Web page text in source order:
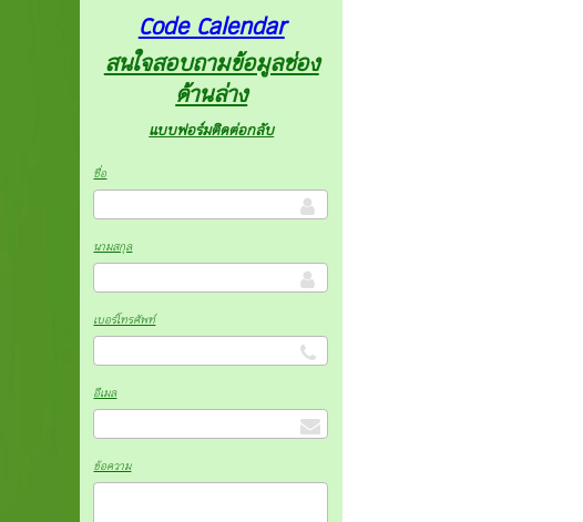
Code Calendar
สนใจสอบถามข้อมูลช่อง
ด้านล่าง
แบบฟอร์มติดต่อกลับ
ชื่อ
นามสกุล
เบอร์โทรศัพท์
อีเมล
ข้อความ